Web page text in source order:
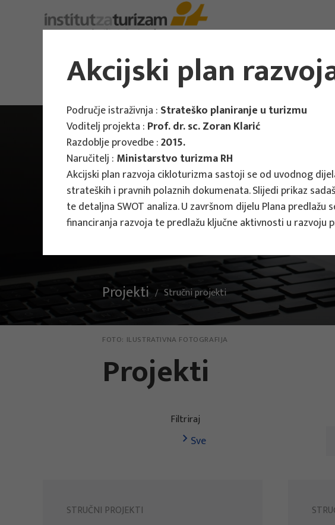
Projekti Stručni projekti
FOTO: ILUSTRATIVNA FOTOGRAFIJA
Projekti
Filtriraj
Sve
STRUČNI PROJEKTI
Akcijski plan
Područje istraživnja : Strateško planiranje u turizmu
Voditelj projekta : Prof. dr. sc. Zoran Klarić
Razdoblje provedbe :2015.
Naručitelj : Ministarstvo turizma RH
Akcijski plan razvoja cikloturizma sastoji se od uvodnog
strateških i pravnih polaznih dokumenata. Slijedi prikaz
te detaljna SWOT analiza. U završnom dijelu Plana
financiranja razvoja te predlažu ključne aktivnosti u razvoju